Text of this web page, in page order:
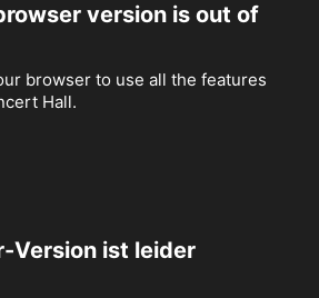
version is out of
browser to use all the features
Hall.
Version ist leider